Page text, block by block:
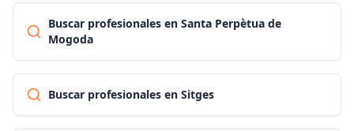
Buscar profesionales en Santa Perpètua de
Mogoda
Buscar profesionales en Sitges